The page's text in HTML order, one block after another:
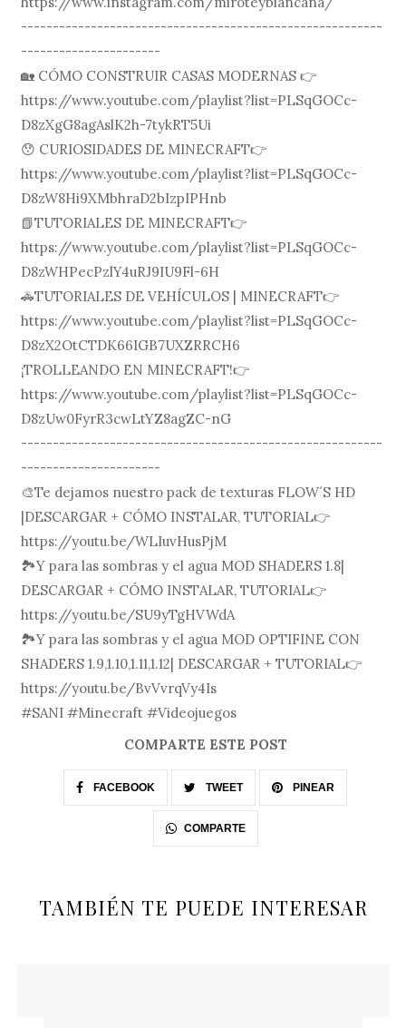
---------------------------------------------------------
----------------------
🏡 CÓMO CONSTRUIR CASAS MODERNAS 👉
https://www.youtube.com/playlist?list=PLSqGOCc-
D8zXgG8agAslK2h-7tykRT5Ui
😯 CURIOSIDADES DE MINECRAFT👉
https://www.youtube.com/playlist?list=PLSqGOCc-
D8zW8Hi9XMbhraD2bIzpIPHnb
📗TUTORIALES DE MINECRAFT👉
https://www.youtube.com/playlist?list=PLSqGOCc-
D8zWHPecPzlY4uRJ9IU9Fl-6H
🚓TUTORIALES DE VEHÍCULOS | MINECRAFT👉
https://www.youtube.com/playlist?list=PLSqGOCc-
D8zX2OtCTDK66IGB7UXZRRCH6
¡TROLLEANDO EN MINECRAFT!👉
https://www.youtube.com/playlist?list=PLSqGOCc-
D8zUw0FyrR3cwLtYZ8agZC-nG
---------------------------------------------------------
----------------------
🎨Te dejamos nuestro pack de texturas FLOW´S HD
|DESCARGAR + CÓMO INSTALAR, TUTORIAL👉
https://youtu.be/WLIuvHusPjM
🏞Y para las sombras y el agua MOD SHADERS 1.8|
DESCARGAR + CÓMO INSTALAR, TUTORIAL👉
https://youtu.be/SU9yTgHVWdA
🏞Y para las sombras y el agua MOD OPTIFINE CON
SHADERS 1.9,1.10,1.11,1.12| DESCARGAR + TUTORIAL👉
https://youtu.be/BvVvrqVy4Is
#SANI #Minecraft #Videojuegos
COMPARTE ESTE POST
FACEBOOK TWEET PINEAR
COMPARTE
TAMBIÉN TE PUEDE INTERESAR